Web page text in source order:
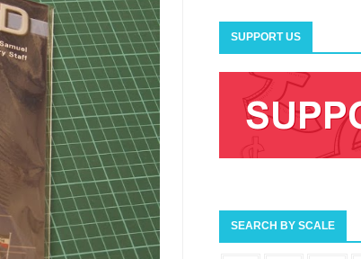
SUPPORT US
SEARCH BY SCALE